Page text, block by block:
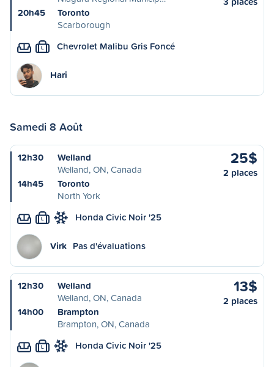
20h45
Toronto
Scarborough
L Chevrolet Malibu Gris Foncé
Hari
Samedi 8 Août
12h30
Welland
Welland, ON, Canada
14h45
Toronto
North York
25$
2 places
L Honda Civic Noir '25
Virk Pas d'évaluations
12h30
Welland
Welland, ON, Canada
14h00
Brampton
Brampton, ON, Canada
13$
2 places
L Honda Civic Noir '25